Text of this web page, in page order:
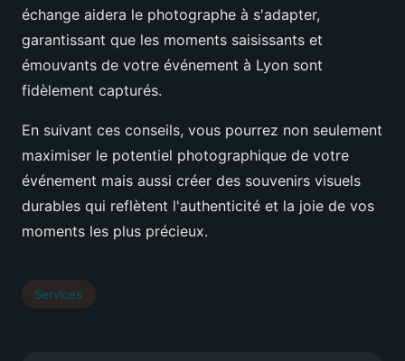
échange aidera le photographe à s'adapter,
garantissant que les moments saisissants et
émouvants de votre événement à Lyon sont
fidèlement capturés.
En suivant ces conseils, vous pourrez non seulement
maximiser le potentiel photographique de votre
événement mais aussi créer des souvenirs visuels
durables qui reflètent l'authenticité et la joie de vos
moments les plus précieux.
Services